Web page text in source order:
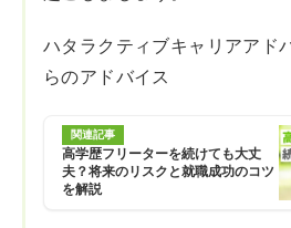
ハタラクティブキャリアアド
らのアドバイス
関連記事
高学歴フリーターを続けても大丈
夫？将来のリスクと就職成功のコツ
を解説